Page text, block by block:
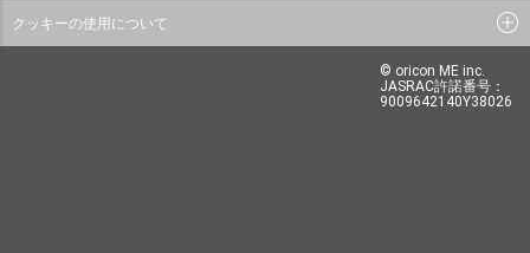
クッキーの使用について
© oricon ME inc.
JASRAC許諾番号：
9009642140Y38026